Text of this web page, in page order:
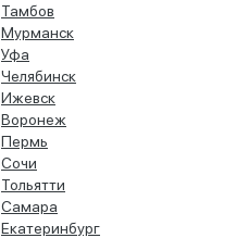
Тамбов
Мурманск
Уфа
Челябинск
Ижевск
Воронеж
Пермь
Сочи
Тольятти
Самара
Екатеринбург